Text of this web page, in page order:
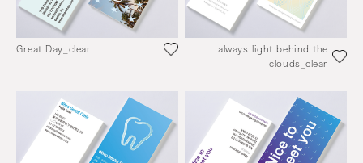
Great Day_clear
always light behind the
clouds_clear